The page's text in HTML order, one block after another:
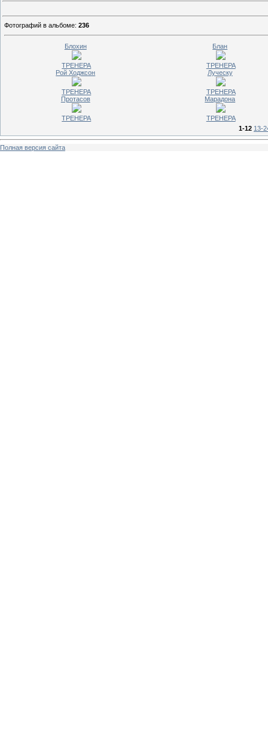
Фотографий в альбоме: 236
Блохин
ТРЕНЕРА
Блан
ТРЕНЕРА
Рой Ходжсон
ТРЕНЕРА
Луческу
ТРЕНЕРА
Протасов
ТРЕНЕРА
Марадона
ТРЕНЕРА
1-12 13-
Полная версия сайта